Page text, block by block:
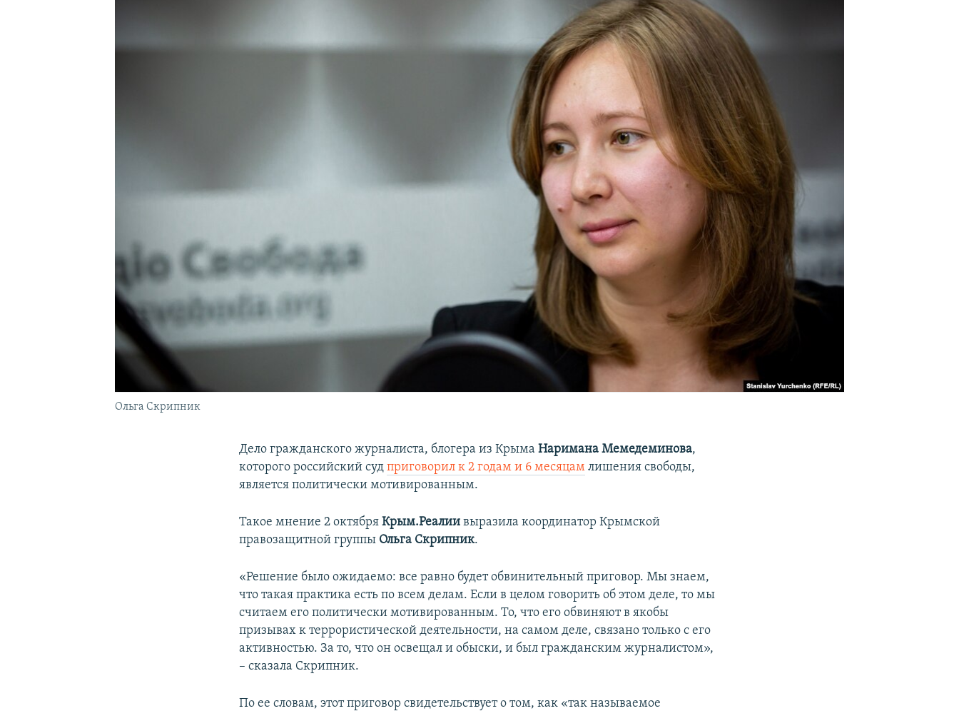
Ольга Скрипник
Дело гражданского журналиста, блогера из КрымаНаримана Мемедеминова,
которого российский судприговорил к 2 годам и 6 месяцам лишения свободы,
является политически мотивированным.
Такое мнение 2 октябряКрым.Реалии выразила координатор Крымской
правозащитной группы Ольга Скрипник.
«Решение было ожидаемо: все равно будет обвинительный приговор. Мы знаем,
что такая практика есть по всем делам. Если в целом говорить об этом деле, то мы
считаем его политически мотивированным. То, что его обвиняют в якобы
призывах к террористической деятельности, на самом деле, связано только с его
активностью. За то, что он освещал и обыски, и был гражданским журналистом»,
– сказала Скрипник.
По ее словам, этот приговор свидетельствует о том, как «так называемое